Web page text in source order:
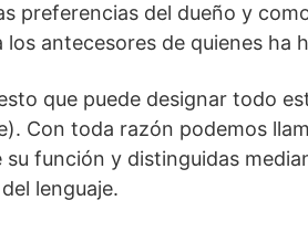
preferencias del dueño y
los antecesores de quienes ha
que puede designar todo
Con toda razón podemos
su función y distinguidas
lenguaje.